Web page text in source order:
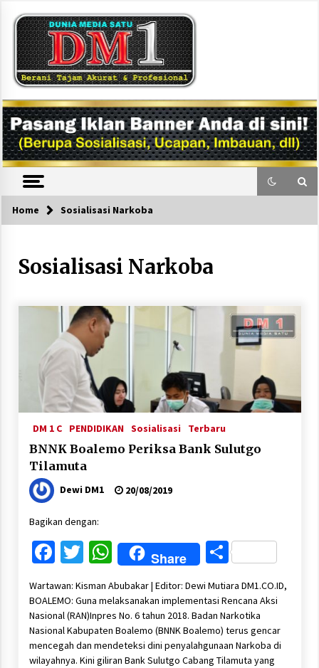
content
DM1
Home Sosialisasi Narkoba
Sosialisasi Narkoba
DM 1 C PENDIDIKAN Sosialisasi Terbaru
BNNK Boalemo Periksa Bank Sulutgo
Tilamuta
Dewi DM1 20/08/2019
Bagikan dengan:
Facebook
Twitter
WhatsApp
Share Share
Wartawan: Kisman Abubakar | Editor: Dewi Mutiara DM1.CO.ID,
BOALEMO: Guna melaksanakan implementasi Rencana Aksi
Nasional (RAN)Inpres No. 6 tahun 2018. Badan Narkotika
Nasional Kabupaten Boalemo (BNNK Boalemo) terus gencar
mencegah dan mendeteksi dini penyalahgunaan Narkoba di
wilayahnya. Kini giliran Bank Sulutgo Cabang Tilamuta yang